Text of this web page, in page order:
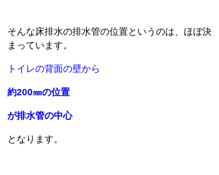
そんな床排水の排水管の位置というのは、ほぼ決
まっています。
トイレの背面の壁から
約200㎜の位置
が排水管の中心
となります。